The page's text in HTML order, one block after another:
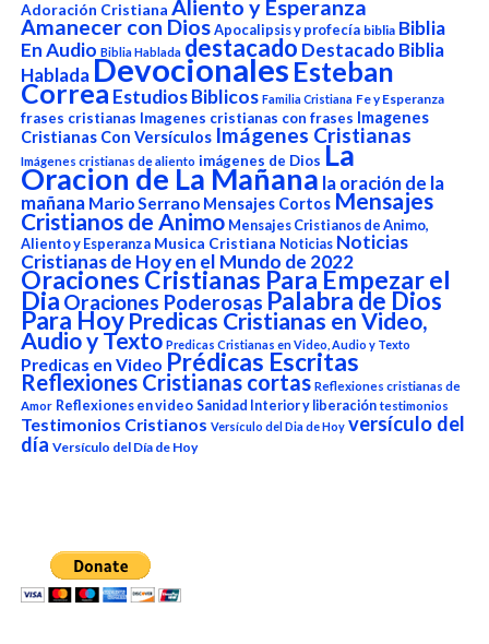
Adoración Cristiana Aliento y Esperanza
Amanecer con Dios Apocalipsis y profecía biblia Biblia
En Audio Biblia Hablada destacado Destacado Biblia
HabladaDevocionalesEsteban
Correa Estudios Biblicos Familia Cristiana Fe y Esperanza
frases cristianas Imagenes cristianas con frases Imagenes
Cristianas Con Versículos Imágenes Cristianas
Imágenes cristianas de aliento imágenes de Dios La
Oracion de La Mañana la oración de la
mañana Mario Serrano Mensajes Cortos Mensajes
Cristianos de Animo Mensajes Cristianos de Animo,
Aliento y Esperanza Musica Cristiana Noticias Noticias
Cristianas de Hoy en el Mundo de 2022
Oraciones Cristianas Para Empezar el
Dia Oraciones Poderosas Palabra de Dios
Para Hoy Predicas Cristianas en Video,
Audio y Texto Predicas Cristianas en Video, Audio y Texto
Predicas en Video Prédicas Escritas
Reflexiones Cristianas cortas Reflexiones cristianas de
Amor Reflexiones en video Sanidad Interior y liberación testimonios
Testimonios Cristianos Versículo del Dia de Hoy versículo del
día Versículo del Día de Hoy